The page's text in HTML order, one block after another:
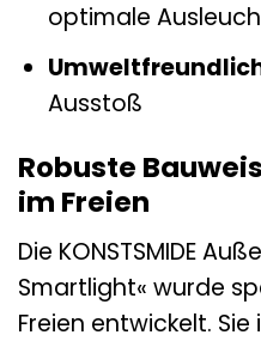
optimale
Ausstoß
Robuste
im Freien
Die KONSTSMIDE
Smartlight« wurde
Freien entwickelt.